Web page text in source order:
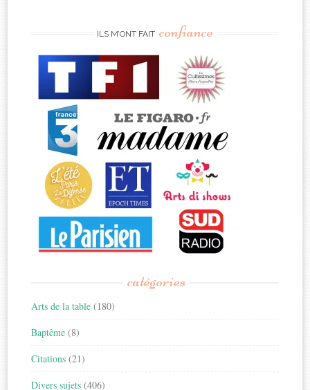
ILS M’ONT FAIT confiance
catégories
Arts de la table (180)
Baptême (8)
Citations (21)
Divers sujets (406)